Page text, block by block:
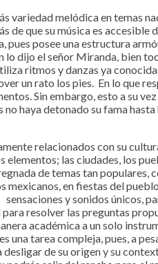
variedad melódica en temas
de que su música es accesible
pues posee una estructura
dijo el señor Miranda, bien
ritmos y danzas ya
un rato los pies. En lo que
Sin embargo, esto a su
no haya detonado su fama
relacionados con su
las ciudades, los
de temas tan populares,
en fiestas del
y sonidos únicos,
resolver las preguntas
académica a un solo
una tarea compleja, pues, a
de su origen y su